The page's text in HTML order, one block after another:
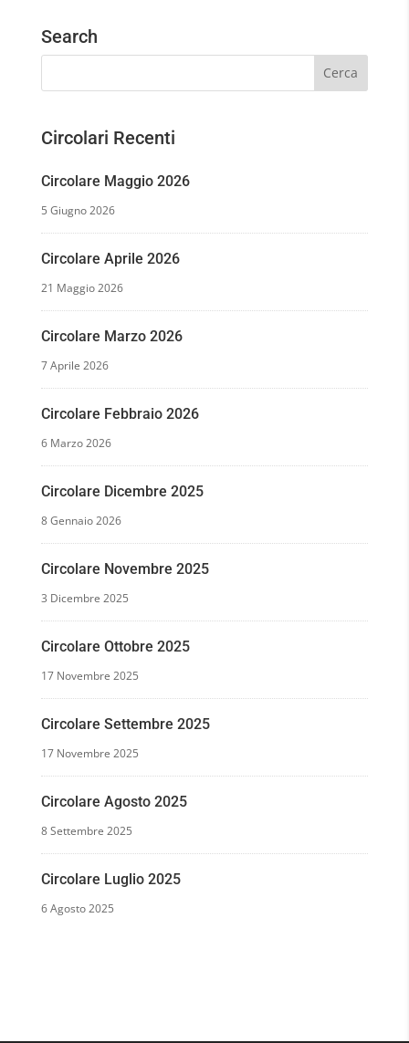
Search
Circolari Recenti
Circolare Maggio 2026
5 Giugno 2026
Circolare Aprile 2026
21 Maggio 2026
Circolare Marzo 2026
7 Aprile 2026
Circolare Febbraio 2026
6 Marzo 2026
Circolare Dicembre 2025
8 Gennaio 2026
Circolare Novembre 2025
3 Dicembre 2025
Circolare Ottobre 2025
17 Novembre 2025
Circolare Settembre 2025
17 Novembre 2025
Circolare Agosto 2025
8 Settembre 2025
Circolare Luglio 2025
6 Agosto 2025